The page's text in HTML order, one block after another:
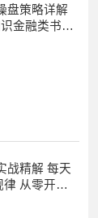
盘策略详解
金融类书籍
线趋势技术
战精解 每天
从零开始
成功教育创